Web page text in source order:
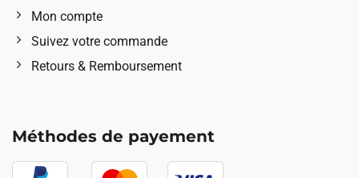
Mon compte
Suivez votre commande
Retours & Remboursement
Méthodes de payement